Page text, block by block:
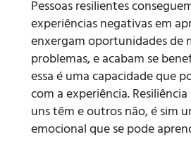
Pessoas resilientes
experiências negativas em
enxergam oportunidades de
problemas, e acabam se
essa é uma capacidade que
com a experiência.
uns têm e outros não, é sim
emocional que se pode